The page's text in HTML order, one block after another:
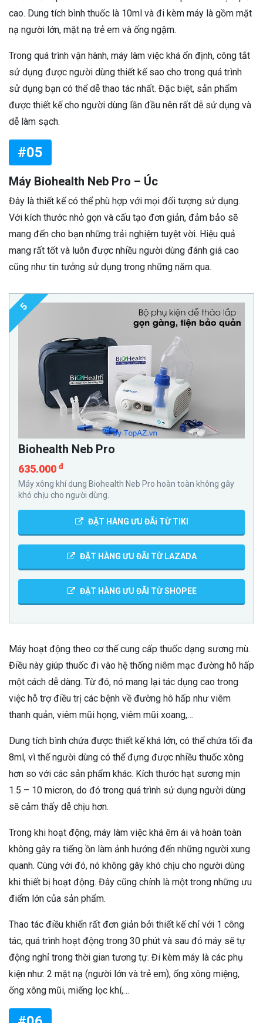
cao. Dung tích bình thuốc là 10ml và đi kèm máy là gồm mặt
nạ người lớn, mặt nạ trẻ em và ống ngậm.
Trong quá trình vận hành, máy làm việc khá ổn định, công tắt
sử dụng được người dùng thiết kế sao cho trong quá trình
sử dụng bạn có thể dễ thao tác nhất. Đặc biệt, sản phẩm
được thiết kế cho người dùng lần đầu nên rất dễ sử dụng và
dễ làm sạch.
#05
Máy Biohealth Neb Pro – Úc
Đây là thiết kế có thể phù hợp với mọi đối tượng sử dụng.
Với kích thước nhỏ gọn và cấu tạo đơn giản, đảm bảo sẽ
mang đến cho bạn những trải nghiệm tuyệt vời. Hiệu quả
mang rất tốt và luôn được nhiều người dùng đánh giá cao
cũng như tin tưởng sử dụng trong những năm qua.
5
Biohealth Neb Pro
635.000 đ
Máy xông khí dung Biohealth Neb Pro hoàn toàn không gây
khó chịu cho người dùng.
ĐẶT HÀNG ƯU ĐÃi TỪ TIKI
ĐẶT HÀNG ƯU ĐÃI TỪ LAZADA
ĐẶT HÀNG ƯU ĐÃI TỪ SHOPEE
Máy hoạt động theo cơ thế cung cấp thuốc dạng sương mù.
Điều này giúp thuốc đi vào hệ thống niêm mạc đường hô hấp
một cách dễ dàng. Từ đó, nó mang lại tác dụng cao trong
việc hỗ trợ điều trị các bệnh về đường hô hấp như viêm
thanh quản, viêm mũi họng, viêm mũi xoang,…
Dung tích bình chứa được thiết kế khá lớn, có thể chứa tối đa
8ml, vì thế người dùng có thể đựng được nhiều thuốc xông
hơn so với các sản phẩm khác. Kích thước hạt sương mịn
1.5 – 10 micron, do đó trong quá trình sử dụng người dùng
sẽ cảm thấy dễ chịu hơn.
Trong khi hoạt động, máy làm việc khá êm ái và hoàn toàn
không gây ra tiếng ồn làm ảnh hướng đến những người xung
quanh. Cùng với đó, nó không gây khó chịu cho người dùng
khi thiết bị hoạt động. Đây cũng chính là một trong những ưu
điểm lớn của sản phẩm.
Thao tác điều khiển rất đơn giản bởi thiết kế chỉ với 1 công
tác, quá trình hoạt động trong 30 phút và sau đó máy sẽ tự
động nghỉ trong thời gian tương tự. Đi kèm máy là các phụ
kiện như: 2 mặt nạ (người lớn và trẻ em), ống xông miệng,
ống xông mũi, miếng lọc khí,…